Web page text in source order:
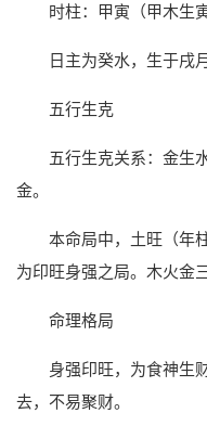
时柱：甲寅（甲木生
日主为癸水，生于戌
五行生克
五行生克关系：金生
金。
本命局中，土旺（年
为印旺身强之局。木火金
命理格局
身强印旺，为食神生
去，不易聚财。